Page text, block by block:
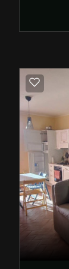
spazio
le
bagno
la
cantina,
un